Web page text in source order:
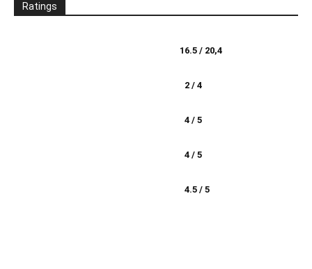
Ratings
16.5 / 20,4
2 / 4
4 / 5
4 / 5
4.5 / 5